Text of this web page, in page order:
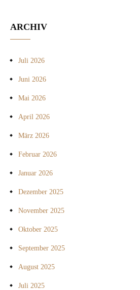
ARCHIV
Juli 2026
Juni 2026
Mai 2026
April 2026
März 2026
Februar 2026
Januar 2026
Dezember 2025
November 2025
Oktober 2025
September 2025
August 2025
Juli 2025